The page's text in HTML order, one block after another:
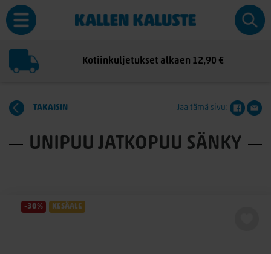
Kotiinkuljetukset alkaen 12,90 €
TAKAISIN Jaa tämä sivu:
UNIPUU JATKOPUU SÄNKY
-30% KESÄALE